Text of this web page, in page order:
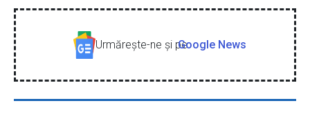
Urmăreşte-ne şi peGoogle News